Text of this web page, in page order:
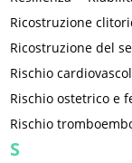
Ricostruzione
Ricostruzione del
Rischio
Rischio ostetrico e
Rischio
S